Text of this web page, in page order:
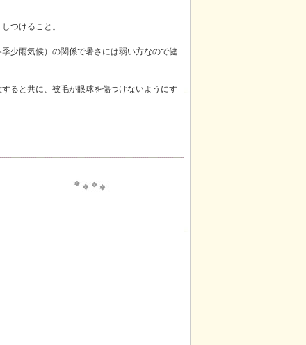
つけること。
少雨気候）の関係で暑さには弱い方なので健
ると共に、被毛が眼球を傷つけないようにす